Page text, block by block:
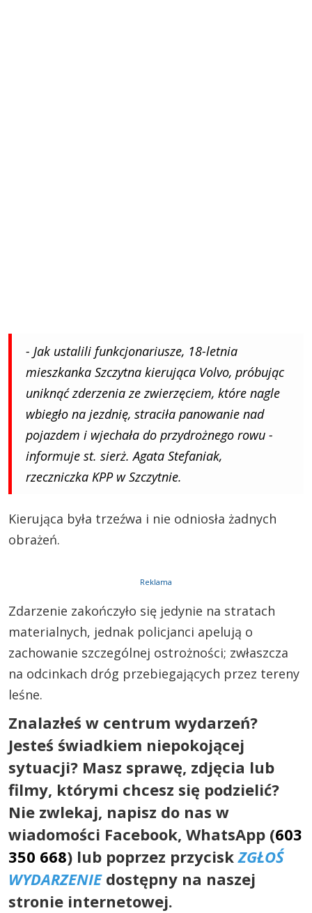
- Jak ustalili funkcjonariusze, 18-letnia
mieszkanka Szczytna kierująca Volvo, próbując
uniknąć zderzenia ze zwierzęciem, które nagle
wbiegło na jezdnię, straciła panowanie nad
pojazdem i wjechała do przydrożnego rowu -
informuje st. sierż. Agata Stefaniak,
rzeczniczka KPP w Szczytnie.
Kierująca była trzeźwa i nie odniosła żadnych
obrażeń.
Reklama
Zdarzenie zakończyło się jedynie na stratach
materialnych, jednak policjanci apelują o
zachowanie szczególnej ostrożności; zwłaszcza
na odcinkach dróg przebiegających przez tereny
leśne.
Znalazłeś w centrum wydarzeń?
Jesteś świadkiem niepokojącej
sytuacji? Masz sprawę, zdjęcia lub
filmy, którymi chcesz się podzielić?
Nie zwlekaj, napisz do nas w
wiadomości Facebook, WhatsApp (603
350 668) lub poprzez przyciskZGŁOŚ
WYDARZENIEdostępny na naszej
stronie internetowej.